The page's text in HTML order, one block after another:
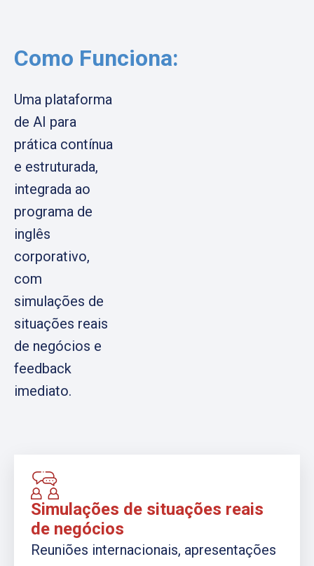
Como Funciona:
Uma plataforma
de AI para
prática contínua
e estruturada,
integrada ao
programa de
inglês
corporativo,
com
simulações de
situações reais
de negócios e
feedback
imediato.
Simulações de situações reais
de negócios
Reuniões internacionais, apresentações